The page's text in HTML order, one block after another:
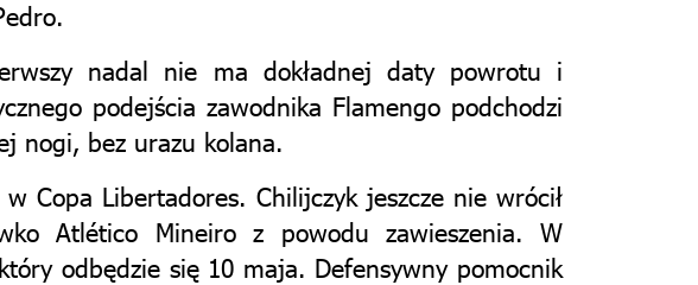
nadal nie ma dokładnej daty powrotu i
podejścia zawodnika Flamengo podchodzi
nogi, bez urazu kolana.
Copa Libertadores. Chilijczyk jeszcze nie wrócił
Atlético Mineiro z powodu zawieszenia. W
odbędzie się 10 maja. Defensywny pomocnik